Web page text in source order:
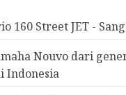
160 Street JET -
Nouvo dari
Indonesia